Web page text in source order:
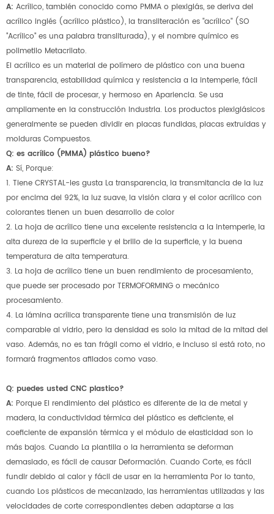
A: Acrílico, también conocido como PMMA o plexiglás, se deriva del
acrílico inglés (acrílico plástico), la transliteración es "acrílico" (SO
"Acrílico" es una palabra transliturada), y el nombre químico es
polimetilo Metacrilato.
El acrílico es un material de polímero de plástico con una buena
transparencia, estabilidad química y resistencia a la intemperie, fácil
de tinte, fácil de procesar, y hermoso en Apariencia. Se usa
ampliamente en la construcción Industria. Los productos plexiglásicos
generalmente se pueden dividir en placas fundidas, placas extruidas y
molduras Compuestos.
Q: es acrílico (PMMA) plástico bueno?
A: Sí, Porque:
1. Tiene CRYSTAL-les gusta La transparencia, la transmitancia de la luz
por encima del 92%, la luz suave, la visión clara y el color acrílico con
colorantes tienen un buen desarrollo de color
2. La hoja de acrílico tiene una excelente resistencia a la intemperie, la
alta dureza de la superficie y el brillo de la superficie, y la buena
temperatura de alta temperatura.
3. La hoja de acrílico tiene un buen rendimiento de procesamiento,
que puede ser procesado por TERMOFORMING o mecánico
procesamiento.
4. La lámina acrílica transparente tiene una transmisión de luz
comparable al vidrio, pero la densidad es solo la mitad de la mitad del
vaso. Además, no es tan frágil como el vidrio, e incluso si está roto, no
formará fragmentos afilados como vaso.
Q: puedes usted CNC plastico?
A: Porque El rendimiento del plástico es diferente de la de metal y
madera, la conductividad térmica del plástico es deficiente, el
coeficiente de expansión térmica y el módulo de elasticidad son lo
más bajos. Cuando La plantilla o la herramienta se deforman
demasiado, es fácil de causar Deformación. Cuando Corte, es fácil
fundir debido al calor y fácil de usar en la herramienta Por lo tanto,
cuando Los plásticos de mecanizado, las herramientas utilizadas y las
velocidades de corte correspondientes deben adaptarse a las